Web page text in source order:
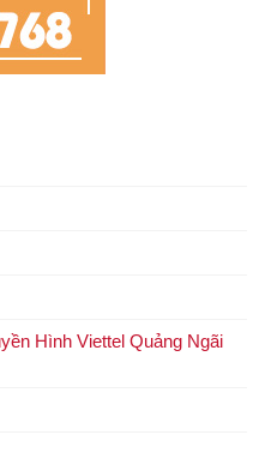
Hình Viettel Quảng Ngãi